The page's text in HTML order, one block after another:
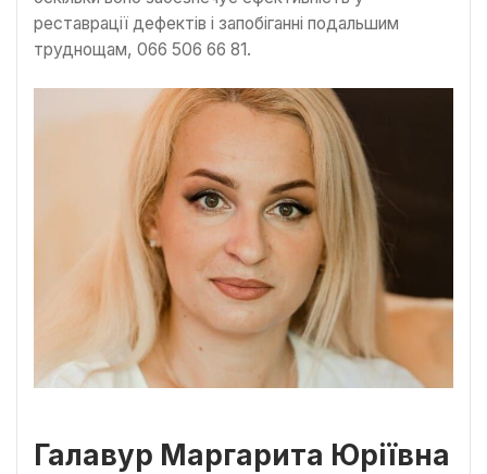
реставрації дефектів і запобіганні подальшим
труднощам, 066 506 66 81.
Галавур Маргарита Юріївна